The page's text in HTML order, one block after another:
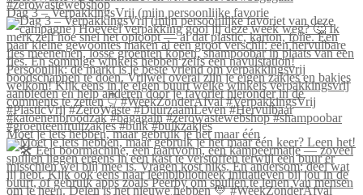
Dag 3 – VerpakkingsVrij (mijn persoonlijke favorie
Moet je iets hebben, maar gebruik je het maar één